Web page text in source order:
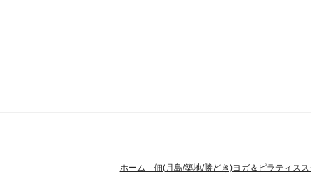
ホーム 佃(月島/築地/勝どき)ヨガ＆ピラティスス